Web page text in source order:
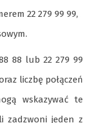
22 279 99 99,
88 lub 22 279 99
liczbę połączeń
wskazywać te
zadzwoni jeden z